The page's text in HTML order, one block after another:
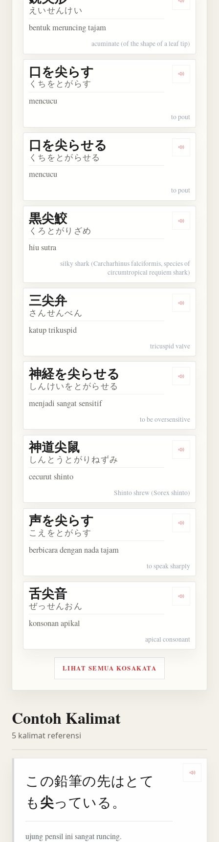
Dengarkan
えいせんけい
bentuk meruncing tajam
acuminate (of the shape of a leaf tip)
Dengarkan
口を尖らす
くちをとがらす
mencucu
to pout
Dengarkan
口を尖らせる
くちをとがらせる
mencucu
to pout
Dengarkan
黒尖鮫
くろとがりざめ
hiu sutra
silky shark (Carcharhinus falciformis, species of
circumtropical requiem shark)
Dengarkan
三尖弁
さんせんべん
katup trikuspid
tricuspid valve
Dengarkan
神経を尖らせる
しんけいをとがらせる
menjadi sangat sensitif
to be oversensitive
Dengarkan
神道尖鼠
しんとうとがりねずみ
cecurut shinto
Shinto shrew (Sorex shinto)
Dengarkan
声を尖らす
こえをとがらす
berbicara dengan nada tajam
to speak sharply
Dengarkan
舌尖音
ぜっせんおん
konsonan apikal
apical consonant
LIHAT SEMUA KOSAKATA
Contoh Kalimat
5 kalimat referensi
この鉛筆の先はとて
も尖っている。
ujung pensil ini sangat runcing.